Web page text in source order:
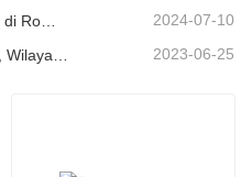
2024-07-10
2023-06-25